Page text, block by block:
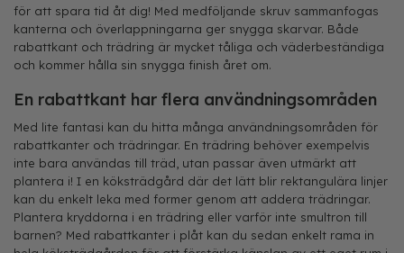
för att spara tid åt dig! Med medföljande skruv sammanfogas
kanterna och överlappningarna ger snygga skarvar. Både
rabattkant och trädring är mycket tåliga och väderbeständiga
och kommer hålla sin snygga finish året om.
En rabattkant har flera användningsområden
Med lite fantasi kan du hitta många användningsområden för
rabattkanter och trädringar. En trädring behöver exempelvis
inte bara användas till träd, utan passar även utmärkt att
plantera i! I en köksträdgård där det lätt blir rektangulära linjer
kan du enkelt leka med former genom att addera trädringar.
Plantera kryddorna i en trädring eller varför inte smultron till
barnen? Med rabattkanter i plåt kan du sedan enkelt rama in